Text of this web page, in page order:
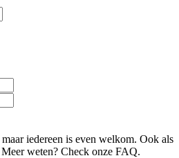
iedereen is even welkom. Ook als
weten? Check onze FAQ.